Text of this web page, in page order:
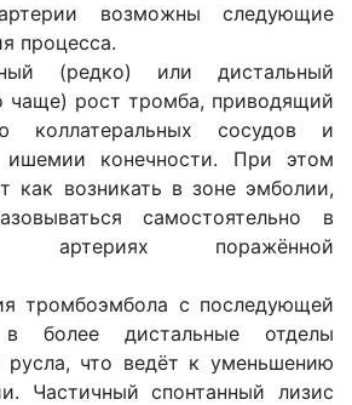
возможны следующие
процесса.
(редко) или дистальный
чаще) рост тромба, приводящий
коллатеральных сосудов и
ишемии конечности. При этом
как возникать в зоне эмболии,
самостоятельно в
артериях поражённой
тромбоэмбола с последующей
в более дистальные отделы
русла, что ведёт к уменьшению
Частичный спонтанный лизис